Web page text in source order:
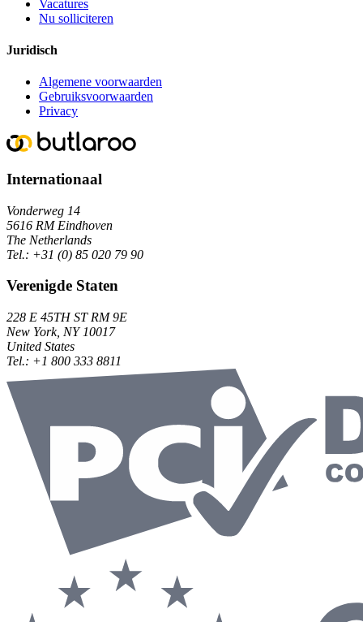
Vacatures
Nu solliciteren
Juridisch
Algemene voorwaarden
Gebruiksvoorwaarden
Privacy
Internationaal
Vonderweg 14
5616 RM Eindhoven
The Netherlands
Tel.: +31 (0) 85 020 79 90
Verenigde Staten
228 E 45TH ST RM 9E
New York, NY 10017
United States
Tel.: +1 800 333 8811